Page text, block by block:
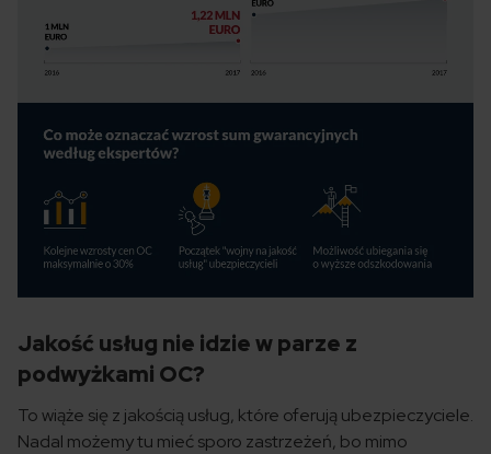
Jakość usług nie idzie w parze z
podwyżkami OC?
To wiąże się z jakością usług, które oferują ubezpieczyciele.
Nadal możemy tu mieć sporo zastrzeżeń, bo mimo